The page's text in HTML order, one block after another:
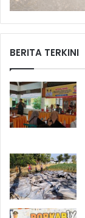
BERITA TERKINI